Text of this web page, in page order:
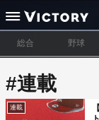
総合 野球
#連載
連載